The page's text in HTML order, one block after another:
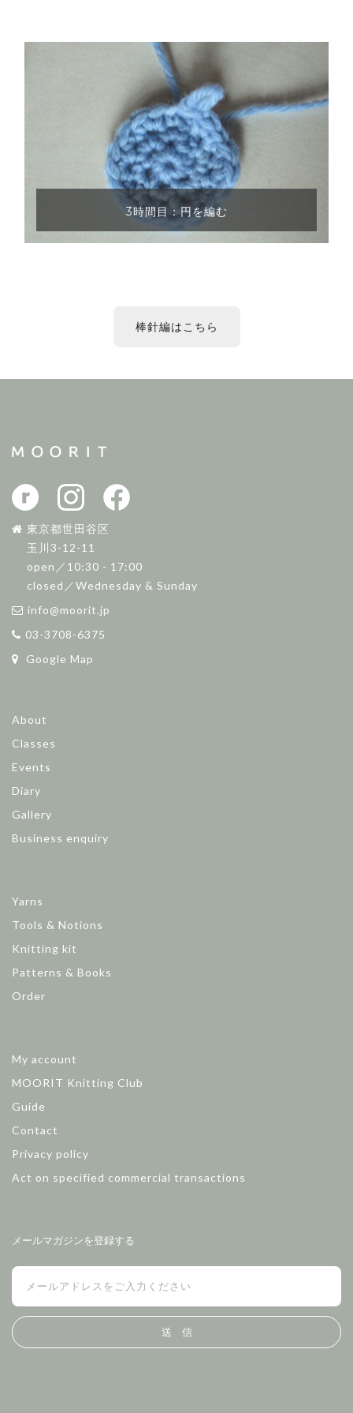
3時間目：円を編む
棒針編はこちら
東京都世田谷区
玉川3-12-11
open／10:30 - 17:00
closed／Wednesday & Sunday
info@moorit.jp
03-3708-6375
Google Map
About
Classes
Events
Diary
Gallery
Business enquiry
Yarns
Tools & Notions
Knitting kit
Patterns & Books
Order
My account
MOORIT Knitting Club
Guide
Contact
Privacy policy
Act on specified commercial transactions
メールマガジンを登録する
送 信